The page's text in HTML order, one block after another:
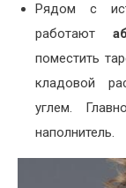
Рядом с
работают
поместить
кладовой
углем.
наполнитель.